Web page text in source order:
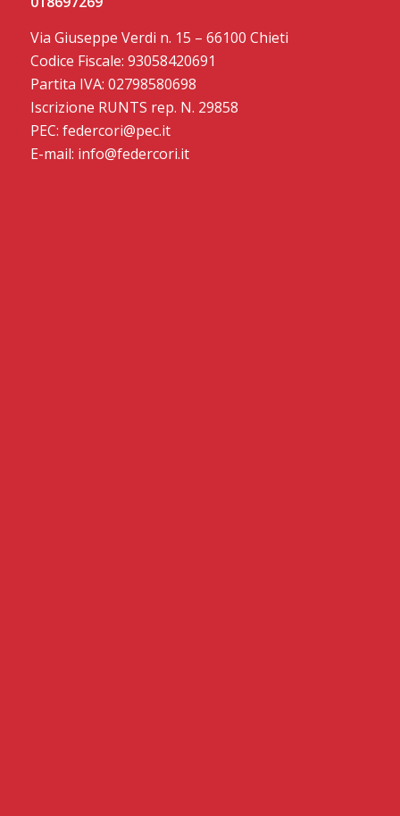
Via Giuseppe Verdi n. 15 – 66100 Chieti
Codice Fiscale: 93058420691
Partita IVA: 02798580698
Iscrizione RUNTS rep. N. 29858
PEC: federcori@pec.it
E-mail: info@federcori.it